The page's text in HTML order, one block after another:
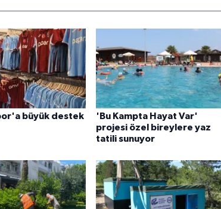
büyük destek
'Bu Kampta Hayat Var'
projesi özel bireylere yaz
tatili sunuyor